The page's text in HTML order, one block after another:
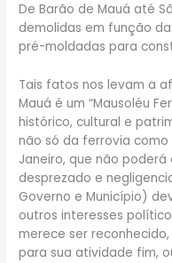
De Barão de Mauá até
demolidas em função
pré-moldadas para
Tais fatos nos levam a
Mauá é um “Mausoléu
histórico, cultural e
não só da ferrovia
Janeiro, que não
desprezado e
Governo e Município)
outros interesses
merece ser
para sua atividade fim,